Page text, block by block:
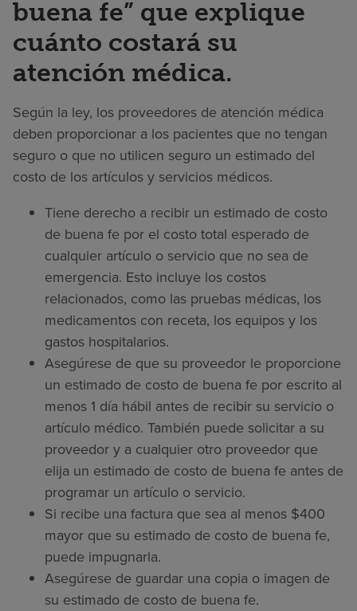
buena fe” que explique
cuánto costará su
atención médica.
Según la ley, los proveedores de atención médica
deben proporcionar a los pacientes que no tengan
seguro o que no utilicen seguro un estimado del
costo de los artículos y servicios médicos.
Tiene derecho a recibir un estimado de costo
de buena fe por el costo total esperado de
cualquier artículo o servicio que no sea de
emergencia. Esto incluye los costos
relacionados, como las pruebas médicas, los
medicamentos con receta, los equipos y los
gastos hospitalarios.
Asegúrese de que su proveedor le proporcione
un estimado de costo de buena fe por escrito al
menos 1 día hábil antes de recibir su servicio o
artículo médico. También puede solicitar a su
proveedor y a cualquier otro proveedor que
elija un estimado de costo de buena fe antes de
programar un artículo o servicio.
Si recibe una factura que sea al menos $400
mayor que su estimado de costo de buena fe,
puede impugnarla.
Asegúrese de guardar una copia o imagen de
su estimado de costo de buena fe.